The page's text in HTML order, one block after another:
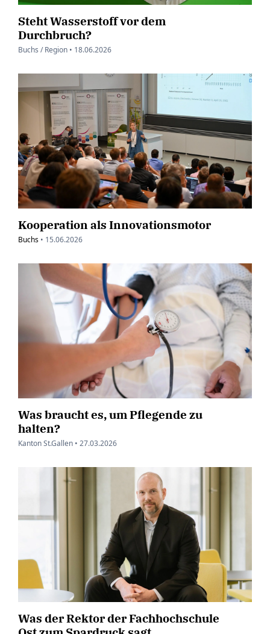
Steht Wasserstoff vor dem
Durchbruch?
Buchs / Region • 18.06.2026
Kooperation als Innovationsmotor
Buchs • 15.06.2026
Was braucht es, um Pflegende zu
halten?
Kanton St.Gallen • 27.03.2026
Was der Rektor der Fachhochschule